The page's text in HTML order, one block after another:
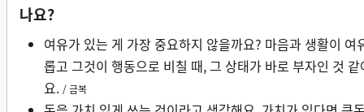
나요?
여유가 있는 게 가장 중요하지 않을까요? 마음과 생활이 여
롭고 그것이 행동으로 비칠 때, 그 상태가 바로 부자인 것 같
요. / 금복